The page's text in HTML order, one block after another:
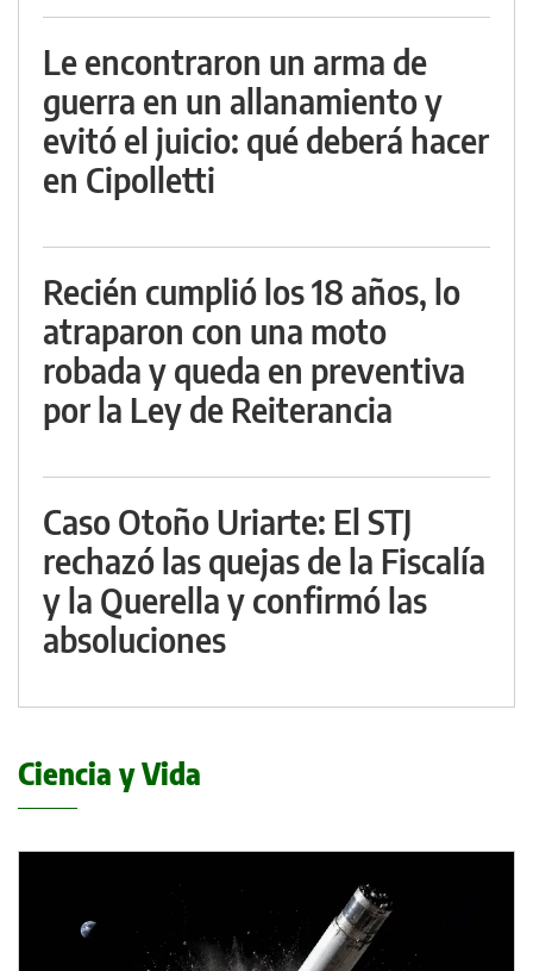
Le encontraron un arma de
guerra en un allanamiento y
evitó el juicio: qué deberá hacer
en Cipolletti
Recién cumplió los 18 años, lo
atraparon con una moto
robada y queda en preventiva
por la Ley de Reiterancia
Caso Otoño Uriarte: El STJ
rechazó las quejas de la Fiscalía
y la Querella y confirmó las
absoluciones
Ciencia y Vida